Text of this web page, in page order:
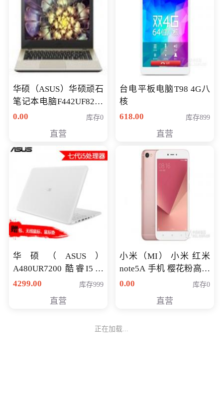
华硕（ASUS）华硕顽石
笔记本电脑F442UF8250
八代独显轻薄办公商务
0.00 库存0
直营
台电平板电脑T98 4G八
核
618.00
库存899
直营
华硕（ASUS）
A480UR7200 酷睿I5超
薄学生办公游戏独显笔
NV930-2G独
4299.00 库存999
直营
小米（MI） 小米 红米
note5A 手机 樱花粉高配
版 全网通(3G+32G)
0.00 库存0
直营
正在加载...